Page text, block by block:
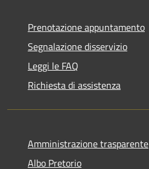
Prenotazione appuntamento
Segnalazione disservizio
Leggi le FAQ
Richiesta di assistenza
Amministrazione trasparente
Albo Pretorio